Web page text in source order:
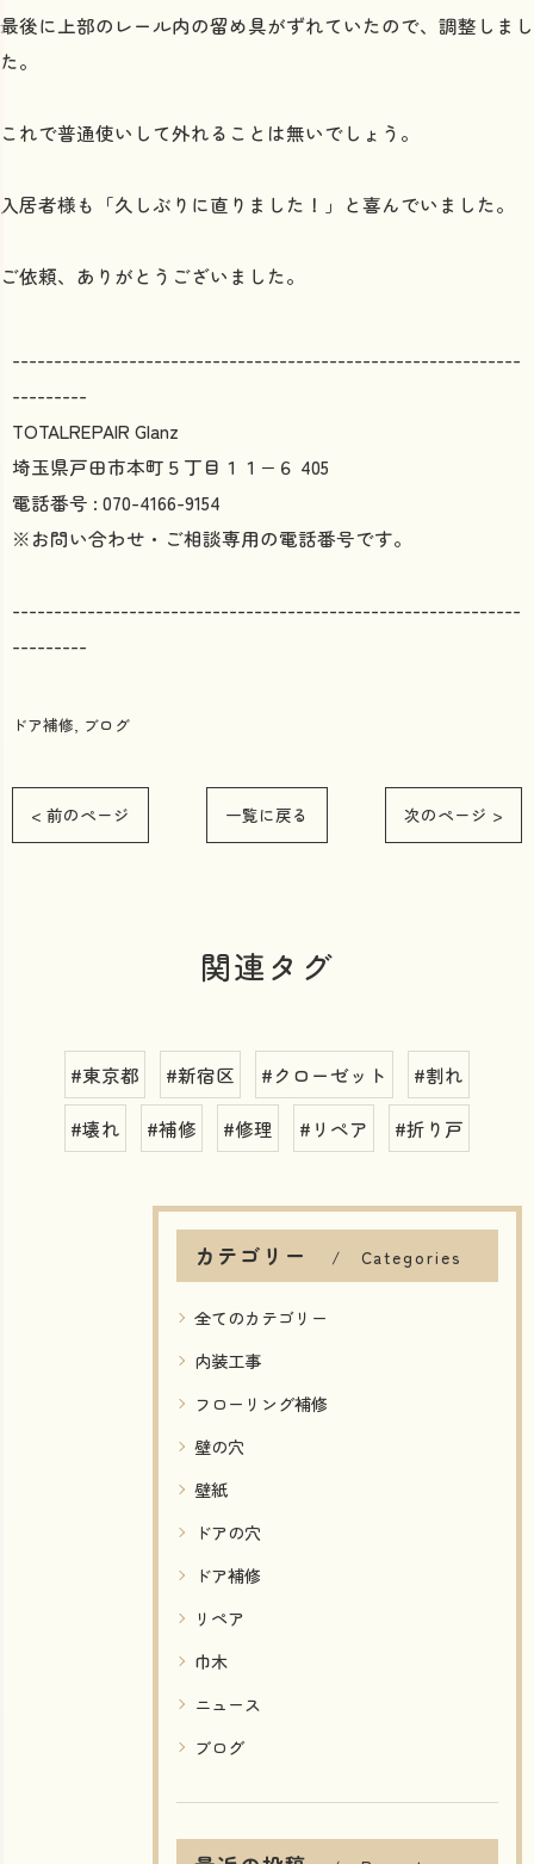
最後に上部のレール内の留め具がずれていたので、調整しまし
た。
これで普通使いして外れることは無いでしょう。
入居者様も「久しぶりに直りました！」と喜んでいました。
ご依頼、ありがとうございました。
-------------------------------------------------------------
---------
TOTALREPAIR Glanz
埼玉県戸田市本町５丁目１１−６ 405
電話番号 : 070-4166-9154
※お問い合わせ・ご相談専用の電話番号です。
-------------------------------------------------------------
---------
ドア補修 ブログ
< 前のページ 一覧に戻る 次のページ >
関連タグ
#東京都 #新宿区 #クローゼット #割れ
#壊れ #補修 #修理 #リペア #折り戸
カテゴリー Categories
全てのカテゴリー
内装工事
フローリング補修
壁の穴
壁紙
ドアの穴
ドア補修
リペア
巾木
ニュース
ブログ